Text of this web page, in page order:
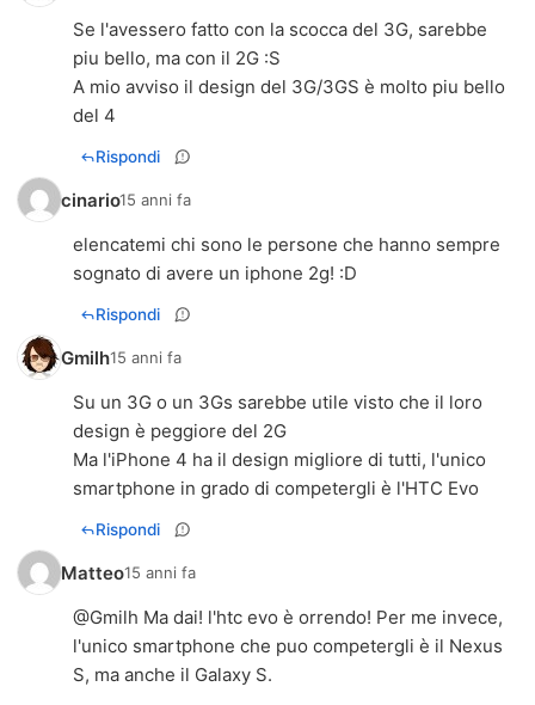
Se l'avessero fatto con la scocca del 3G, sarebbe
piu bello, ma con il 2G :S
A mio avviso il design del 3G/3GS è molto piu bello
del 4
Rispondi
cinario15 anni fa
elencatemi chi sono le persone che hanno sempre
sognato di avere un iphone 2g! :D
Rispondi
Gmilh15 anni fa
Su un 3G o un 3Gs sarebbe utile visto che il loro
design è peggiore del 2G
Ma l'iPhone 4 ha il design migliore di tutti, l'unico
smartphone in grado di competergli è l'HTC Evo
Rispondi
Matteo15 anni fa
@Gmilh Ma dai! l'htc evo è orrendo! Per me invece,
l'unico smartphone che puo competergli è il Nexus
S, ma anche il Galaxy S.